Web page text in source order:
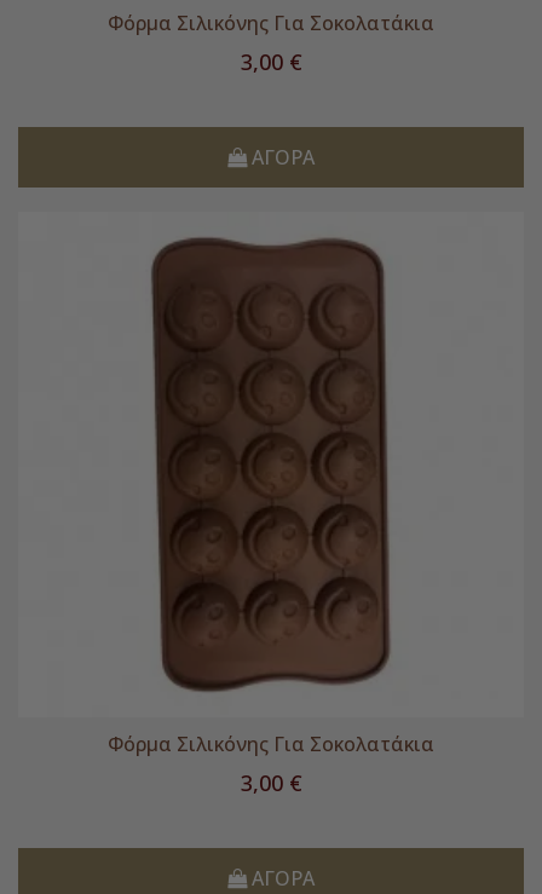
Φόρμα Σιλικόνης Για Σοκολατάκια
Τιμή
3,00 €
ΑΓΟΡΆ
Φόρμα Σιλικόνης Για Σοκολατάκια
Τιμή
3,00 €
ΑΓΟΡΆ